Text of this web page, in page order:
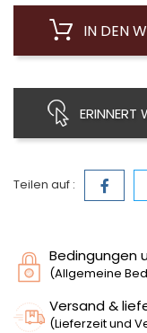
IN DEN
ERINNERT
Teilen auf :
Bedingungen
(Allgemeine
Versand &
(Lieferzeit und